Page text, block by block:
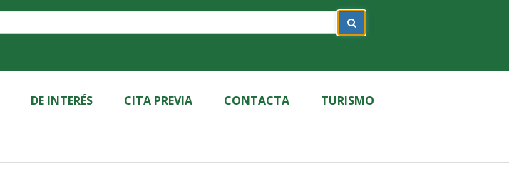
DE INTERÉS CITA PREVIA CONTACTA TURISMO